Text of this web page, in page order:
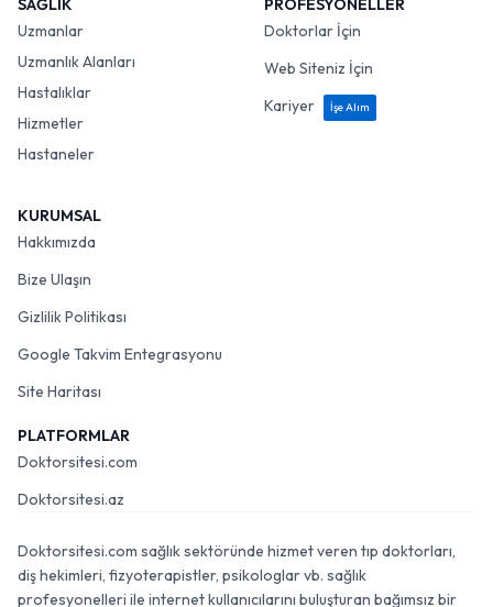
SAĞLIK
Uzmanlar
Uzmanlık Alanları
Hastalıklar
Hizmetler
Hastaneler
PROFESYONELLER
Doktorlar İçin
Web Siteniz İçin
Kariyer
İşe Alım
KURUMSAL
Hakkımızda
Bize Ulaşın
Gizlilik Politikası
Google Takvim Entegrasyonu
Site Haritası
PLATFORMLAR
Doktorsitesi.com
Doktorsitesi.az
Doktorsitesi.com sağlık sektöründe hizmet veren tıp doktorları,
diş hekimleri, fizyoterapistler, psikologlar vb. sağlık
profesyonelleri ile internet kullanıcılarını buluşturan bağımsız bir